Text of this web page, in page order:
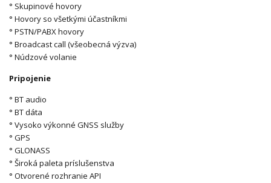
° Skupinové hovory
° Hovory so všetkými účastníkmi
° PSTN/PABX hovory
° Broadcast call (všeobecná výzva)
° Núdzové volanie
Pripojenie
° BT audio
° BT dáta
° Vysoko výkonné GNSS služby
° GPS
° GLONASS
° Široká paleta príslušenstva
° Otvorené rozhranie API